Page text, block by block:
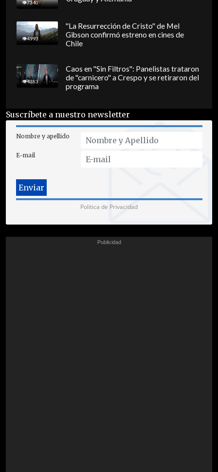
7340
4993
"La Resurrección de Cristo" de Mel
Gibson confirmó estreno en cines de
Chile
4383
Caos en "Sin Filtros": Panelistas trataron
de "carnicero" a Crespo y se retiraron del
programa
Suscríbete a nuestro newsletter
Nombre y apellido
E-mail
Política de Privacidad